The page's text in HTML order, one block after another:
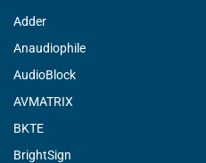
Adder
Anaudiophile
AudioBlock
AVMATRIX
BKTE
BrightSign